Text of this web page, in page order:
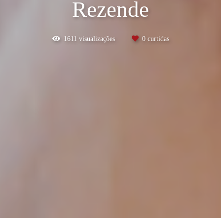
Rezende
1611 visualizações 0curtidas